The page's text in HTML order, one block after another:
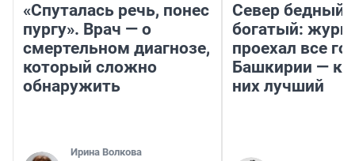
«Спуталась речь, понес
пургу». Врач — о
смертельном диагнозе,
который сложно
обнаружить
Ирина Волкова
Север бедный,
богатый:
проехал все
Башкирии —
них лучший